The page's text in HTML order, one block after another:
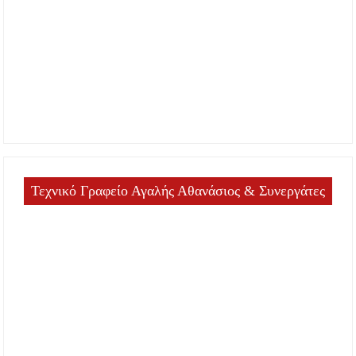
Τεχνικό Γραφείο Αγαλής Αθανάσιος & Συνεργάτες